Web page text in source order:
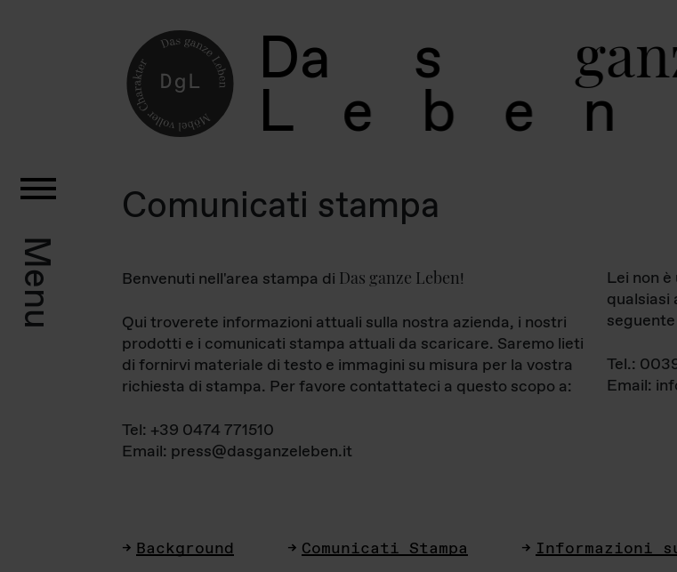
Da s ga
L e b e
Menu
Comunicati stampa
Benvenuti nell'area stampa di Das ganze Leben!
Qui troverete informazioni attuali sulla nostra azienda, i nostri
prodotti e i comunicati stampa attuali da scaricare. Saremo lieti
di fornirvi materiale di testo e immagini su misura per la vostra
richiesta di stampa. Per favore contattateci a questo scopo a:
Tel: +39 0474 771510
Email: press@dasganzeleben.it
Lei non
qualsiasi
Tel.:
Email:
Background Comunicati Stampa Informazioni